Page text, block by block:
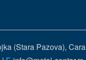
(Stara Pazova), Cara